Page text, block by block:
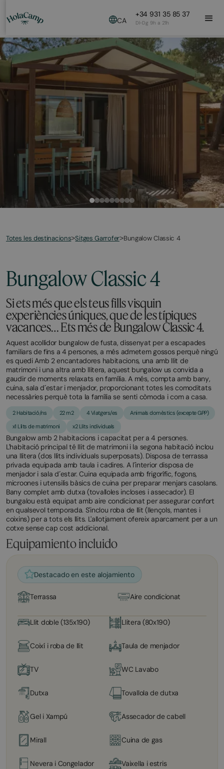
CA
+34 931 35 85 37
Dl-Dg 9h a 21h
Totes les destinacions>Sitges Garrofer>Bungalow Classic 4
Bungalow Classic 4
Si ets més que els teus fills visquin
experiències úniques, que de les típiques
vacances… Ets més de Bungalow Classic 4.
Aquest acollidor bungalow de fusta, dissenyat per a escapades
familiars de fins a 4 persones, a més admetem gossos perquè ningú
es quedi Amb 2 encantadores habitacions, una amb llit de
matrimoni i una altra amb llitera, aquest bungalow us convida a
gaudir de moments relaxats en família. A més, compta amb bany,
cuina, sala d´estar i menjador, proporcionant totes les comoditats
necessàries perquè tota la família se senti còmoda i com a casa.
2 Habitació/ns 22 m2 4 Viatgers/es
Animals domèstics (excepte GPP)
x1 Llits de matrimoni
x2 Llits individuals
Bungalow amb 2 habitacions i capacitat per a 4 persones.
L'habitació principal té llit de matrimoni i la segona habitació inclou
una llitera (dos llits individuals superposats). Disposa de terrassa
privada equipada amb taula i cadires. A l´interior disposa de
menjador i sala d´estar. Cuina equipada amb frigorífic, fogons,
microones i utensilis bàsics de cuina per preparar menjars casolans.
Bany complet amb dutxa (tovalloles incloses i assecador). El
bungalou està equipat amb aire condicionat per assegurar confort
en qualsevol temporada. S'inclou roba de llit (llençols, mantes i
coixins) per a tots els llits. L'allotjament ofereix aparcament per a un
cotxe sense cap cost addicional.
Equipamiento incluido
Destacado en este alojamiento
Terrassa Aire condicionat
Llit doble (135x190) Llitera (80x190)
Coixí i roba de llit Taula de menjador
TV WC Lavabo
Dutxa Tovallola de dutxa
Gel i Xampú Assecador de cabell
Mirall Cuina de gas
Nevera i Congelador Vaixella i estris